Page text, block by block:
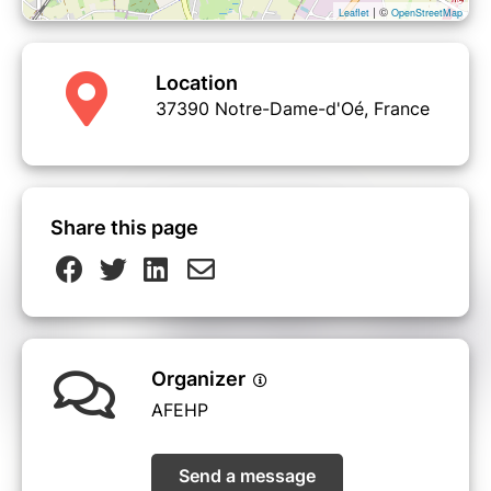
Leaflet | © OpenStreetMap
Location
37390 Notre-Dame-d'Oé, France
Share this page
Organizer
AFEHP
Send a message